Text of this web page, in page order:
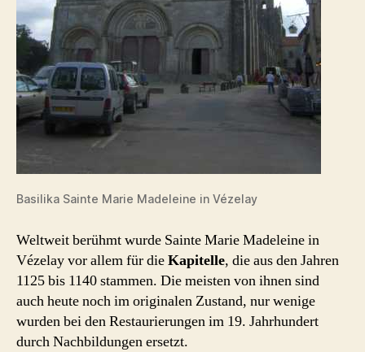
Basilika Sainte Marie Madeleine in Vézelay
Weltweit berühmt wurde Sainte Marie Madeleine in
Vézelay vor allem für dieKapitelle, die aus den Jahren
1125 bis 1140 stammen. Die meisten von ihnen sind
auch heute noch im originalen Zustand, nur wenige
wurden bei den Restaurierungen im 19. Jahrhundert
durch Nachbildungen ersetzt.